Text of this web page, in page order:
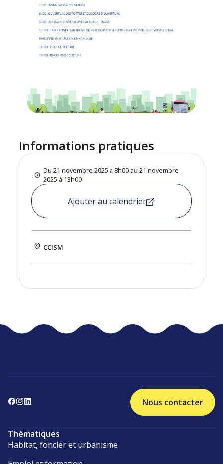
Informations pratiques
Du 21 novembre 2025 à 8h00 au 21 novembre
2025 à 13h00
Ajouter au calendrier
CCISM
Nous contacter
Thématiques
Habitat, foncier et urbanisme